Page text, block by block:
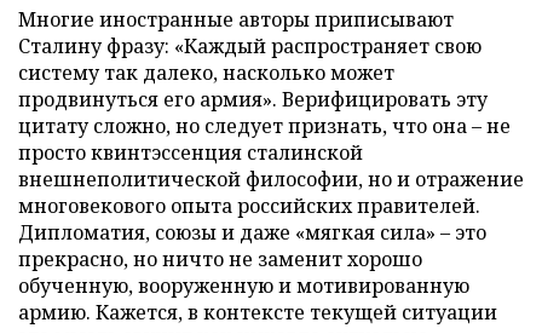
Многие иностранные авторы приписывают
Сталину фразу: «Каждый распространяет свою
систему так далеко, насколько может
продвинуться его армия». Верифицировать эту
цитату сложно, но следует признать, что она – не
просто квинтэссенция сталинской
внешнеполитической философии, но и отражение
многовекового опыта российских правителей.
Дипломатия, союзы и даже «мягкая сила» – это
прекрасно, но ничто не заменит хорошо
обученную, вооруженную и мотивированную
армию. Кажется, в контексте текущей ситуации